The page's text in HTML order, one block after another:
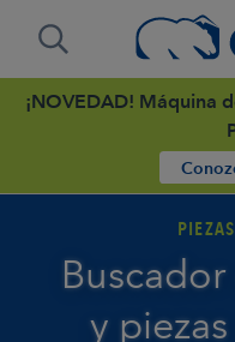
¡NOVEDAD! Máquina
y